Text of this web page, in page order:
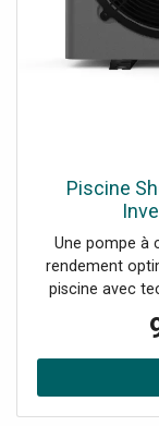
Piscine
Une pompe à
rendement
piscine avec